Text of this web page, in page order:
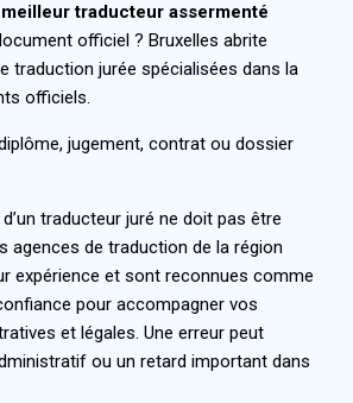
meilleur traducteur assermenté
officiel ? Bruxelles abrite
traduction jurée spécialisées dans la
officiels.
jugement, contrat ou dossier
traducteur juré ne doit pas être
agences de traduction de la région
expérience et sont reconnues comme
pour accompagner vos
et légales. Une erreur peut
ou un retard important dans